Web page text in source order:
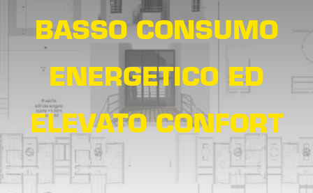
BASSO CONSUMO
ENERGETICO ED
ELEVATO CONFORT